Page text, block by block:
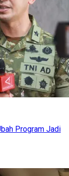
Program Jadi